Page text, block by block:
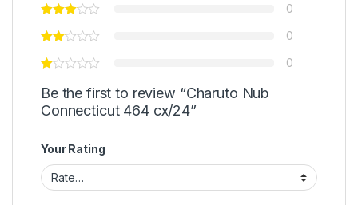
0
0
0
Be the first to review “Charuto Nub
Connecticut 464 cx/24”
Your Rating